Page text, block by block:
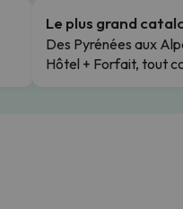
Le plus grand
Des Pyrénées aux
Hôtel + Forfait, tout